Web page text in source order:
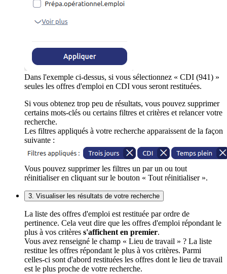
Dans l'exemple ci-dessus, si vous sélectionnez « CDI (941) »
seules les offres d'emploi en CDI vous seront restituées.
Si vous obtenez trop peu de résultats, vous pouvez supprimer
certains mots-clés ou certains filtres et critères et relancer votre
recherche.
Les filtres appliqués à votre recherche apparaissent de la façon
suivante :
Vous pouvez supprimer les filtres un par un ou tout
réinitialiser en cliquant sur le bouton « Tout réinitialiser ».
3. Visualiser les résultats de votre recherche
La liste des offres d'emploi est restituée par ordre de
pertinence. Cela veut dire que les offres d'emploi répondant le
plus à vos critères s'affichent en premier.
Vous avez renseigné le champ « Lieu de travail » ? La liste
restitue les offres répondant le plus à vos critères. Parmi
celles-ci sont d'abord restituées les offres dont le lieu de travail
est le plus proche de votre recherche.